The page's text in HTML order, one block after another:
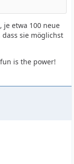
je etwa 100 neue
dass sie möglichst
is the power!